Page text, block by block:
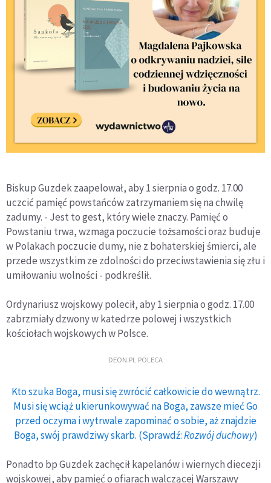
Biskup Guzdek zaapelował, aby 1 sierpnia o godz. 17.00
uczcić pamięć powstańców zatrzymaniem się na chwilę
zadumy. - Jest to gest, który wiele znaczy. Pamięć o
Powstaniu trwa, wzmaga poczucie tożsamości oraz buduje
w Polakach poczucie dumy, nie z bohaterskiej śmierci, ale
przede wszystkim ze zdolności do przeciwstawienia się złu i
umiłowaniu wolności - podkreślił.
Ordynariusz wojskowy polecił, aby 1 sierpnia o godz. 17.00
zabrzmiały dzwony w katedrze polowej i wszystkich
kościołach wojskowych w Polsce.
DEON.PL POLECA
Kto szuka Boga, musi się zwrócić całkowicie do wewnątrz.
Musi się wciąż ukierunkowywać na Boga, zawsze mieć Go
przed oczyma i wytrwale zapominać o sobie, aż znajdzie
Boga, swój prawdziwy skarb. (Sprawdź:Rozwój duchowy)
Ponadto bp Guzdek zachęcił kapelanów i wiernych diecezji
wojskowej, aby pamięć o ofiarach walczącej Warszawy